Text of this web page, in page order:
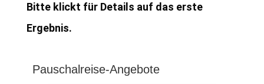
Bitte klickt für Details auf das erste
Ergebnis.